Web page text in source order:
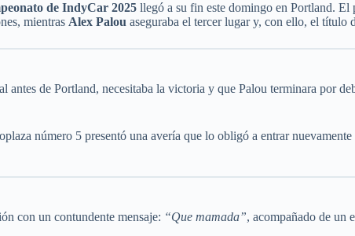
de IndyCar 2025 llegó a su fin este domingo en Portland. El
mientras Alex Palou aseguraba el tercer lugar y, con ello, el título
antes de Portland, necesitaba la victoria y que Palou terminara por
número 5 presentó una avería que lo obligó a entrar
con un contundente mensaje: “Que mamada”, acompañado de un